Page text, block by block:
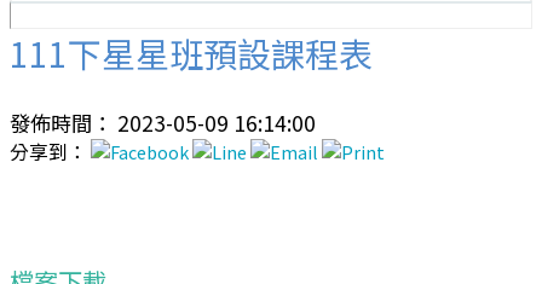
111下星星班預設課程表
發佈時間： 2023-05-09 16:14:00
分享到：